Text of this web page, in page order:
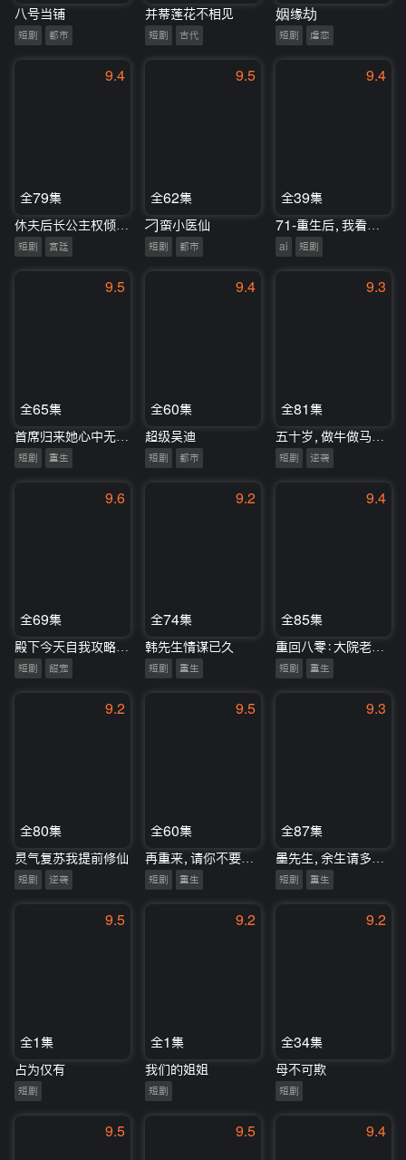
八号当铺
短剧 都市
并蒂莲花不相见
短剧 古代
姻缘劫
短剧 虐恋
9.4
全79集
短剧 宫廷
9.5
全62集
刁蛮小医仙
短剧 都市
9.4
全39集
ai 短剧
9.5
全65集
短剧 重生
9.4
全60集
超级吴迪
短剧 都市
9.3
全81集
短剧 逆袭
9.6
全69集
殿下今天自我攻略了吗
短剧 甜宠
9.2
全74集
韩先生情谋已久
短剧 重生
9.4
全85集
重回八零：大院老公又红温了
短剧 重生
9.2
全80集
灵气复苏我提前修仙
短剧 逆袭
9.5
全60集
短剧 重生
9.3
全87集
短剧 重生
9.5
全1集
占为仅有
短剧
9.2
全1集
我们的姐姐
短剧
9.2
全34集
母不可欺
短剧
9.5 9.5 9.4